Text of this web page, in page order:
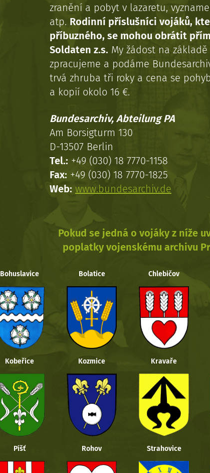
zranění a pobyt v lazaretu,
atp. Rodinní příslušníci vojáků,
příbuzného, se mohou obrátit
Soldaten z.s. My žádost na
zpracujeme a podáme
trvá zhruba tři roky a cena se
a kopií okolo 16 €.
Bundesarchiv, Abteilung PA
Am Borsigturm 130
D-13507 Berlin
Tel.: +49 (030) 18 7770-1158
Fax: +49 (030) 18 7770-1825
Web: www.bundesarchiv.de
Pokud se jedná o vojáky z níže
poplatky vojenskému archivu
Bohuslavice Bolatice Chlebičov
Kobeřice Kozmice Kravaře
Píšť Rohov Strahovice